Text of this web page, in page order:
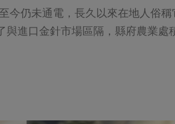
今仍未通電，長久以來在地人俗
進口金針市場區隔，縣府農業處